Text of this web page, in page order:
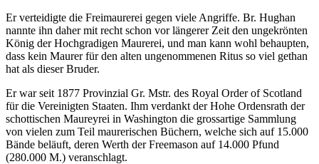
Er verteidigte die Freimaurerei gegen viele Angriffe. Br. Hughan
nannte ihn daher mit recht schon vor längerer Zeit den ungekrönten
König der Hochgradigen Maurerei, und man kann wohl behaupten,
dass kein Maurer für den alten ungenommenen Ritus so viel gethan
hat als dieser Bruder.
Er war seit 1877 Provinzial Gr. Mstr. des Royal Order of Scotland
für die Vereinigten Staaten. Ihm verdankt der Hohe Ordensrath der
schottischen Maureyrei in Washington die grossartige Sammlung
von vielen zum Teil maurerischen Büchern, welche sich auf 15.000
Bände beläuft, deren Werth der Freemason auf 14.000 Pfund
(280.000 M.) veranschlagt.